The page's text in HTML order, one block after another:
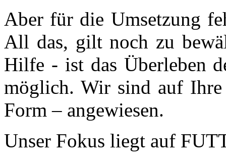
Aber für die Umsetzung
All das, gilt noch zu
Hilfe - ist das Überleben
möglich. Wir sind auf
Form – angewiesen.
Unser Fokus liegt auf